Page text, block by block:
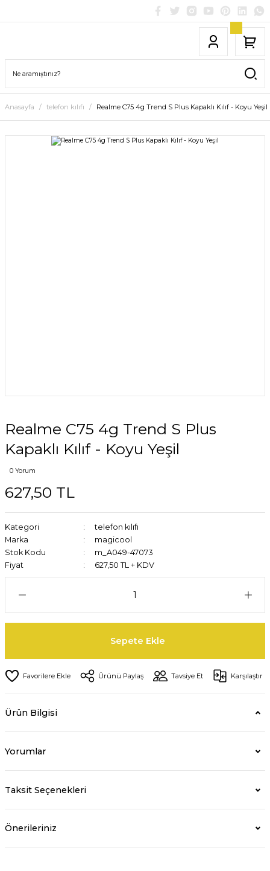
Anasayfa telefon kılıfı Realme C75 4g Trend S Plus Kapaklı Kılıf - Koyu Yeşil
Realme C75 4g Trend S Plus
Kapaklı Kılıf - Koyu Yeşil
0 Yorum
627,50 TL
Kategori
telefon kılıfı
Marka
magicool
Stok Kodu
m_A049-47073
Fiyat
627,50 TL + KDV
Sepete Ekle
Ürünü Paylaş Tavsiye Et Karşılaştır
Ürün Bilgisi
Yorumlar
Taksit Seçenekleri
Önerileriniz